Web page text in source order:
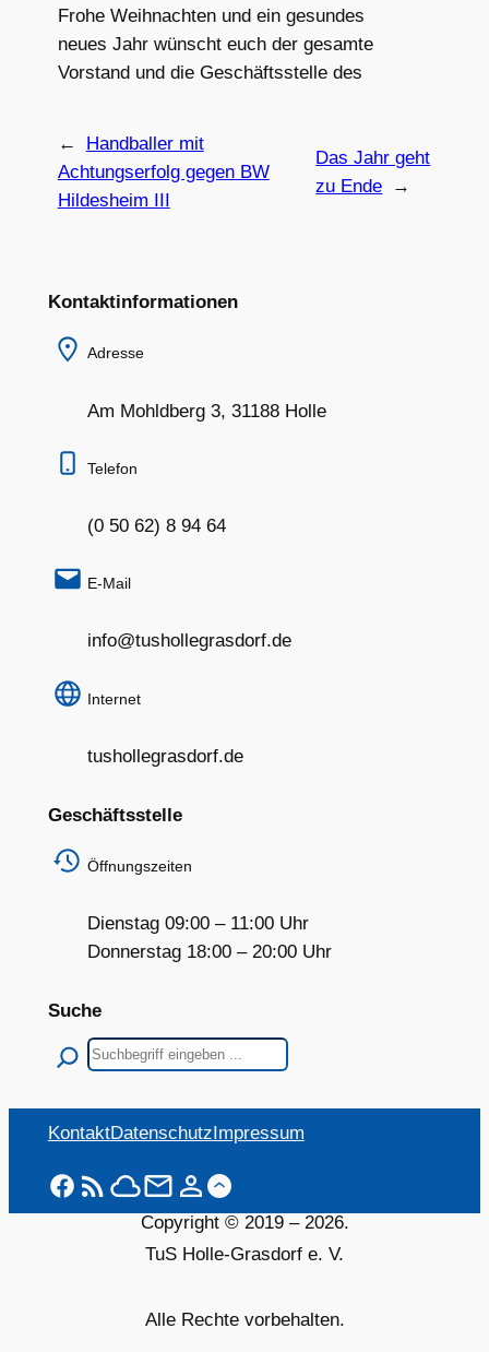
Frohe Weihnachten und ein gesundes
neues Jahr wünscht euch der gesamte
Vorstand und die Geschäftsstelle des
←
Handballer mit
Achtungserfolg gegen BW
Hildesheim III
Das Jahr geht
zu Ende
→
Kontaktinformationen
Adresse
Am Mohldberg 3, 31188 Holle
Telefon
(0 50 62) 8 94 64
E-Mail
info@tushollegrasdorf.de
Internet
tushollegrasdorf.de
Geschäftsstelle
Öffnungszeiten
Dienstag 09:00 – 11:00 Uhr
Donnerstag 18:00 – 20:00 Uhr
Suche
Suchen
KontaktDatenschutzImpressum
Copyright © 2019 – 2026.
TuS Holle-Grasdorf e. V.
Alle Rechte vorbehalten.